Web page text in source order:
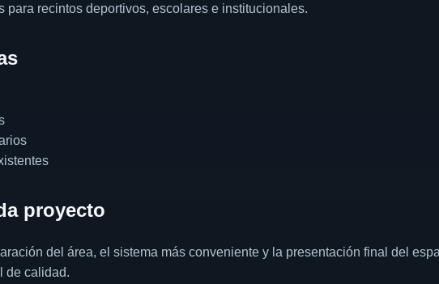
para recintos deportivos, escolares e institucionales.
proyecto
del área, el sistema más conveniente y la presentación final del
de calidad.